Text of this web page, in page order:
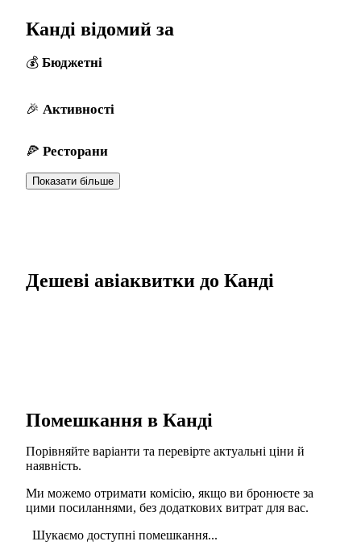
Канді відомий за
Бюджетні
Активності
Ресторани
Показати більше
Дешеві авіаквитки до Канді
Помешкання в Канді
Порівняйте варіанти та перевірте актуальні ціни й
наявність.
Ми можемо отримати комісію, якщо ви бронюєте за
цими посиланнями, без додаткових витрат для вас.
Шукаємо доступні помешкання...